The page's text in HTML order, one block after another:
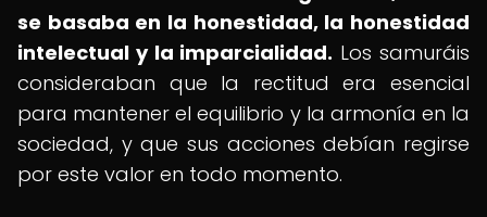
se basaba en la honestidad, la honestidad
intelectual y la imparcialidad. Los samuráis
consideraban que la rectitud era esencial
para mantener el equilibrio y la armonía en la
sociedad, y que sus acciones debían regirse
por este valor en todo momento.